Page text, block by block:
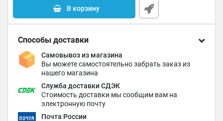
В корзину
Способы доставки
Самовывоз из магазина
Вы можете самостоятельно забрать заказ из
нашего магазина
Служба доставки СДЭК
Стоимость доставки мы сообщим вам на
электронную почту
Почта России